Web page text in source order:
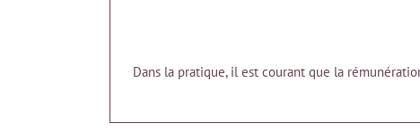
Dans la pratique, il est courant que la